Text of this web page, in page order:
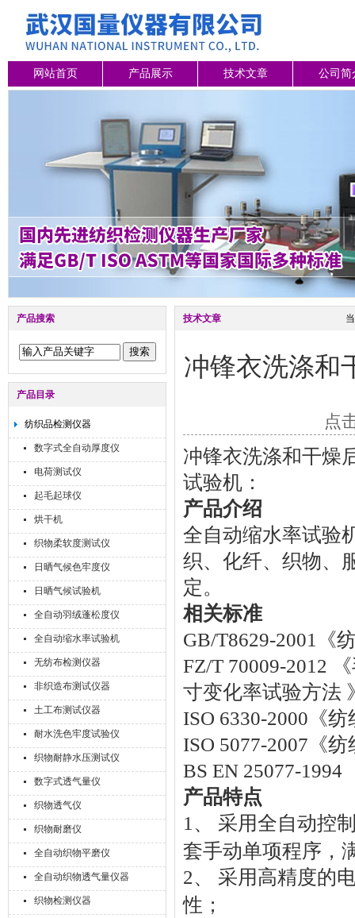
网站首页 产品展示 技术文章 公司简
产品搜索
产品目录
纺织品检测仪器
数字式全自动厚度仪
电荷测试仪
起毛起球仪
烘干机
织物柔软度测试仪
日晒气候色牢度仪
日晒气候试验机
全自动羽绒蓬松度仪
全自动缩水率试验机
无纺布检测仪器
非织造布测试仪器
土工布测试仪器
耐水洗色牢度试验仪
织物耐静水压测试仪
数字式透气量仪
织物透气仪
织物耐磨仪
全自动织物平磨仪
全自动织物透气量仪器
织物检测仪器
技术文章
冲锋衣洗涤和
点
冲锋衣洗涤和干
试验机：
产品介绍
全自动缩水率试验
织、 化纤、 织物、
定。
相 关标准
GB/T8629-2001 《
FZ/T 70009-201 2 《
寸变化率试验方法
ISO 6330-2000 《纺
ISO 5077-2007 《纺
BS EN 25077-1994
产品特点
1 、 采用全自动控
套手动单项程序 ，
2、 采用高精度的
性 ；